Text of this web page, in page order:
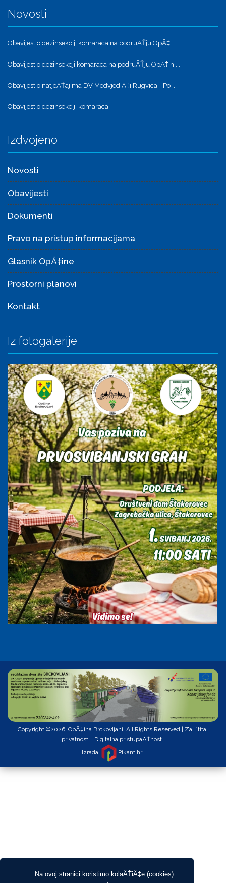
Na ovoj stranici koristimo kolaÄŤiÄ‡e (cookies).
Novosti
Obavijest o dezinsekciji komaraca na podruÄŤju OpÄ‡i ...
Obavijest o dezinsekcji komaraca na podruÄŤju OpÄ‡in ...
Obavijest o natjeÄŤajima DV MedvjediÄ‡i Rugvica - Po ...
Obavijest o dezinsekciji komaraca
Izdvojeno
Novosti
Obavijesti
Dokumenti
Pravo na pristup informacijama
Glasnik OpÄ‡ine
Prostorni planovi
Kontakt
Iz fotogalerije
Copyright ©2026. OpÄ‡ina Brckovljani, All Rights Reserved | ZaĹˇtita
privatnosti | Digitalna pristupaÄŤnost
Izrada:
Pikant.hr